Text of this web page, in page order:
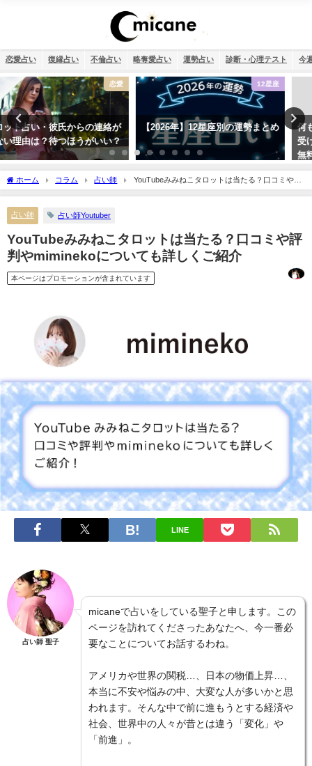
恋愛占い 復縁占い 不倫占い 略奪愛占い 運勢占い 診断・心理テスト 今
12星座
【2026年】12星座別の運勢まとめ
おまじない
何もかもうまくいく強力開運待ち
受け2026年版【幸運待ち受け最強
無料】
ホーム コラム 占い師
YouTubeみみねこタロットは当たる？口コミや評
判やmiminekoについても詳しくご紹介
占い師 占い師Youtuber
YouTubeみみねこタロットは当たる？口コミや評
判やmiminekoについても詳しくご紹介
本ページはプロモーションが含まれています
LINE
占い師 聖子
micaneで占いをしている聖子と申します。この
ページを訪れてくださったあなたへ、今一番必
要なことについてお話するわね。
アメリカや世界の関税…、日本の物価上昇…、
本当に不安や悩みの中、大変な人が多いかと思
われます。そんな中で前に進もうとする経済や
社会、世界中の人々が昔とは違う「変化」や
「前進」。